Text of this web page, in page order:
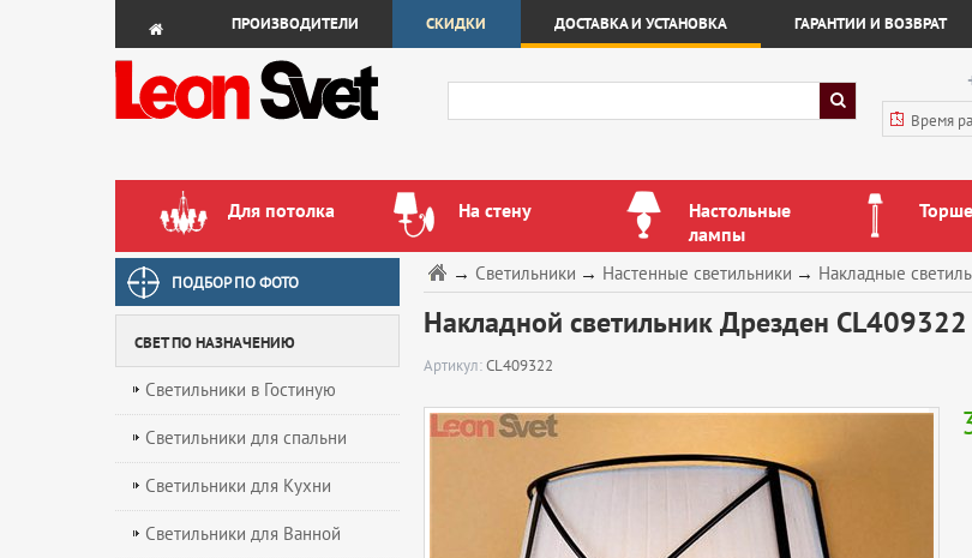
ПРОИЗВОДИТЕЛИ СКИДКИ ДОСТАВКА И УСТАНОВКА ГАРАНТИИ И ВОЗВРАТ
Время
Для потолка На стену
Настольные
лампы
ПОДБОР ПО ФОТО
СВЕТ ПО НАЗНАЧЕНИЮ
Светильники в Гостиную
Светильники для спальни
Светильники для Кухни
Светильники для Ванной
→ Накладные
→ Настенные светильники
→ Светильники
Накладной светильник Дрезден
Артикул:CL409322